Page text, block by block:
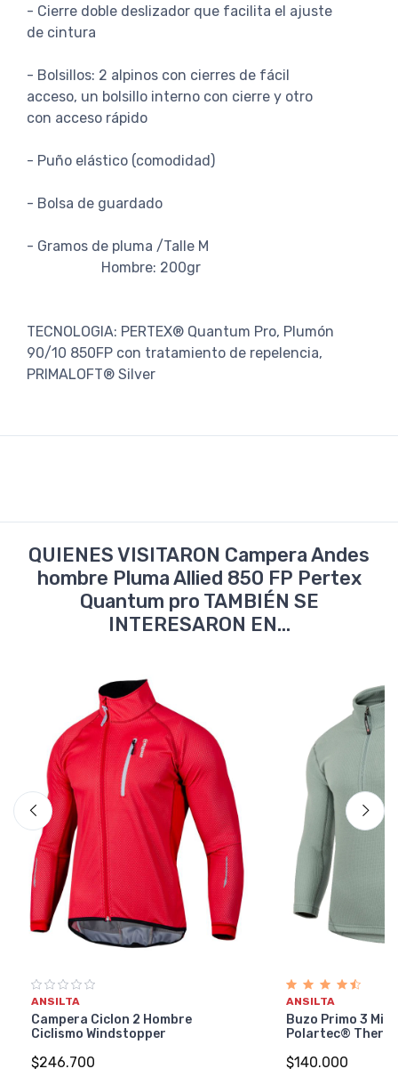
- Cierre doble deslizador que facilita el ajuste
de cintura
- Bolsillos: 2 alpinos con cierres de fácil
acceso, un bolsillo interno con cierre y otro
con acceso rápido
- Puño elástico (comodidad)
- Bolsa de guardado
- Gramos de pluma /Talle M
Hombre: 200gr
TECNOLOGIA: PERTEX® Quantum Pro, Plumón
90/10 850FP con tratamiento de repelencia,
PRIMALOFT® Silver
QUIENES VISITARON Campera Andes
hombre Pluma Allied 850 FP Pertex
Quantum pro TAMBIÉN SE
INTERESARON EN...
ANSILTA
Campera Ciclon 2 Hombre
Ciclismo Windstopper
$246.700
ANSILTA
Buzo Primo 3
Polartec®
$140.000